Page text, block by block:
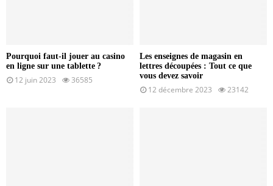
Pourquoi faut-il jouer au casino
en ligne sur une tablette ?
12 juin 2023 36585
Les enseignes de magasin en
lettres découpées : Tout ce que
vous devez savoir
12 décembre 2023 23142